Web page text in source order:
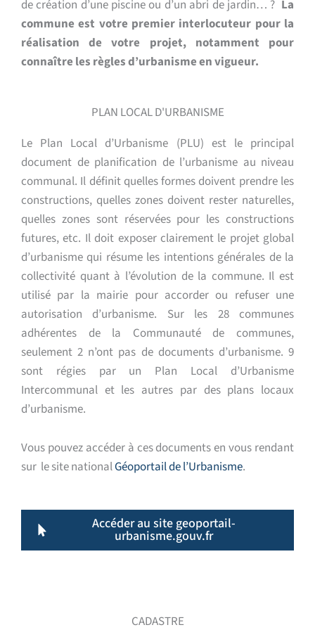
de création d’une piscine ou d’un abri de jardin… ? La
commune est votre premier interlocuteur pour la
réalisation de votre projet, notamment pour
connaître les règles d’urbanisme en vigueur.
PLAN LOCAL D'URBANISME
Le Plan Local d’Urbanisme (PLU) est le principal
document de planification de l’urbanisme au niveau
communal. Il définit quelles formes doivent prendre les
constructions, quelles zones doivent rester naturelles,
quelles zones sont réservées pour les constructions
futures, etc. Il doit exposer clairement le projet global
d’urbanisme qui résume les intentions générales de la
collectivité quant à l’évolution de la commune. Il est
utilisé par la mairie pour accorder ou refuser une
autorisation d’urbanisme. Sur les 28 communes
adhérentes de la Communauté de communes,
seulement 2 n’ont pas de documents d’urbanisme. 9
sont régies par un Plan Local d’Urbanisme
Intercommunal et les autres par des plans locaux
d’urbanisme.
Vous pouvez accéder à ces documents en vous rendant
sur le site nationalGéoportail de l’Urbanisme.
Accéder au site geoportail-
urbanisme.gouv.fr
CADASTRE